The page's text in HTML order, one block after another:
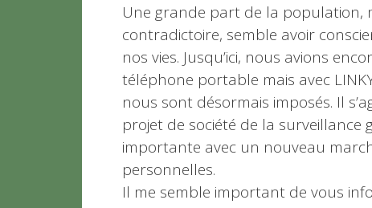
Une grande part de la population,
contradictoire, semble avoir
nos vies. Jusqu’ici, nous avions
téléphone portable mais avec
nous sont désormais imposés. Il
projet de société de la surveillance
importante avec un nouveau
personnelles.
Il me semble important de vous